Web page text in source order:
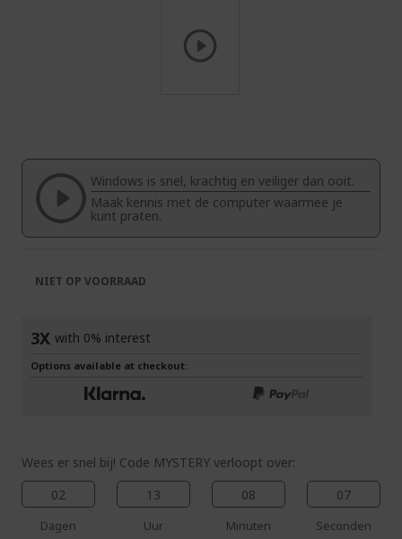
begin
afbeeldingen-
gallerij
Windows is snel, krachtig en veiliger dan ooit.
Maak kennis met de computer waarmee je
kunt praten.
Wees er snel bij! Code MYSTERY verloopt over:
02
Dagen
13
Uur
08
Minuten
06
Seconden
NIET OP VOORRAAD
3X with 0% interest
Options available at checkout: